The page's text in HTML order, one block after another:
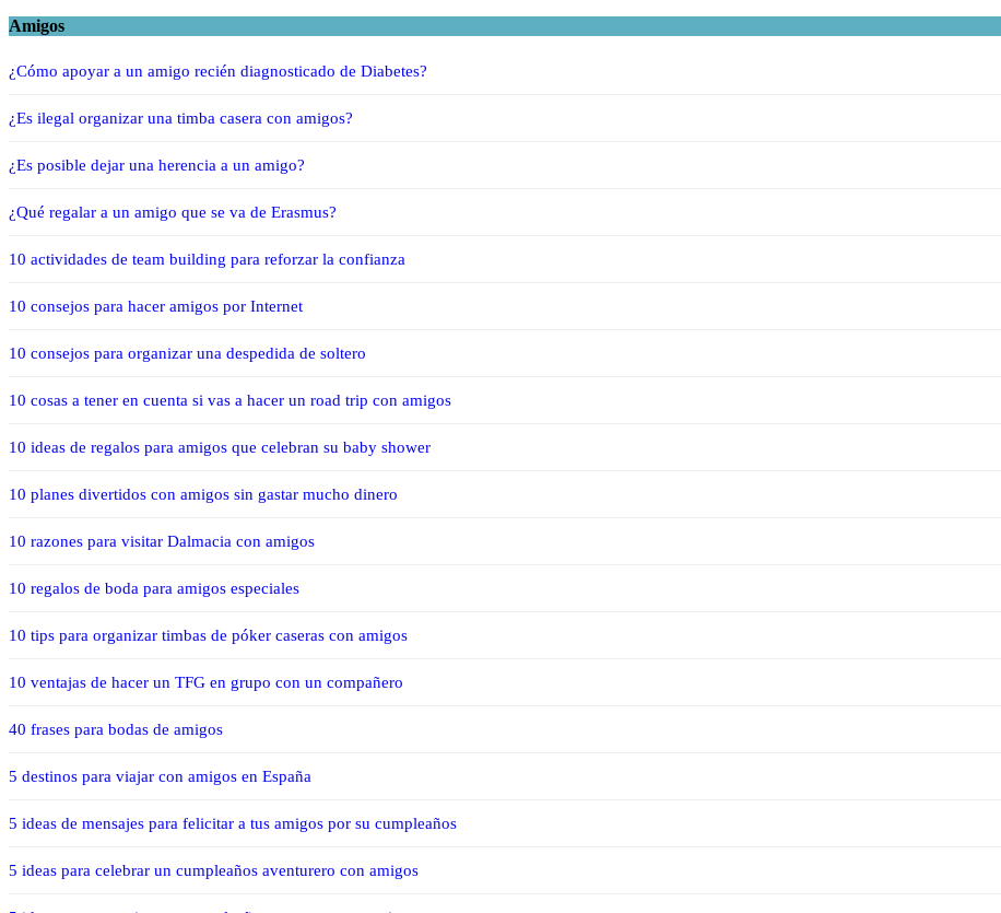
Amigos
¿Cómo apoyar a un amigo recién diagnosticado de Diabetes?
¿Es ilegal organizar una timba casera con amigos?
¿Es posible dejar una herencia a un amigo?
¿Qué regalar a un amigo que se va de Erasmus?
10 actividades de team building para reforzar la confianza
10 consejos para hacer amigos por Internet
10 consejos para organizar una despedida de soltero
10 cosas a tener en cuenta si vas a hacer un road trip con amigos
10 ideas de regalos para amigos que celebran su baby shower
10 planes divertidos con amigos sin gastar mucho dinero
10 razones para visitar Dalmacia con amigos
10 regalos de boda para amigos especiales
10 tips para organizar timbas de póker caseras con amigos
10 ventajas de hacer un TFG en grupo con un compañero
40 frases para bodas de amigos
5 destinos para viajar con amigos en España
5 ideas de mensajes para felicitar a tus amigos por su cumpleaños
5 ideas para celebrar un cumpleaños aventurero con amigos